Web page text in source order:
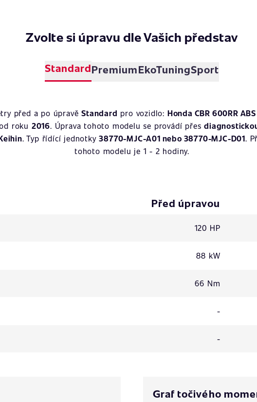
Zvolte si úpravu dle Vašich představ
StandardPremiumEkoTuningSport
před a po úpravěStandard pro vozidlo: Honda CBR 600RR
roku 2016. Úprava tohoto modelu se provádí přes
. Typ řídící jednotky38770-MJC-A01 nebo 38770-MJC-D01.
tohoto modelu je 1 - 2 hodiny.
Před úpravou
120 HP
88 kW
66 Nm
-
-
Graf točivého